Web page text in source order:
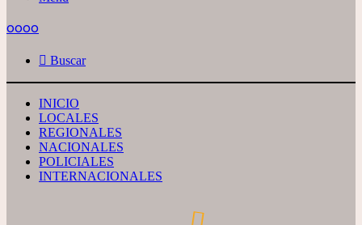
oooo
Buscar
INICIO
LOCALES
REGIONALES
NACIONALES
POLICIALES
INTERNACIONALES